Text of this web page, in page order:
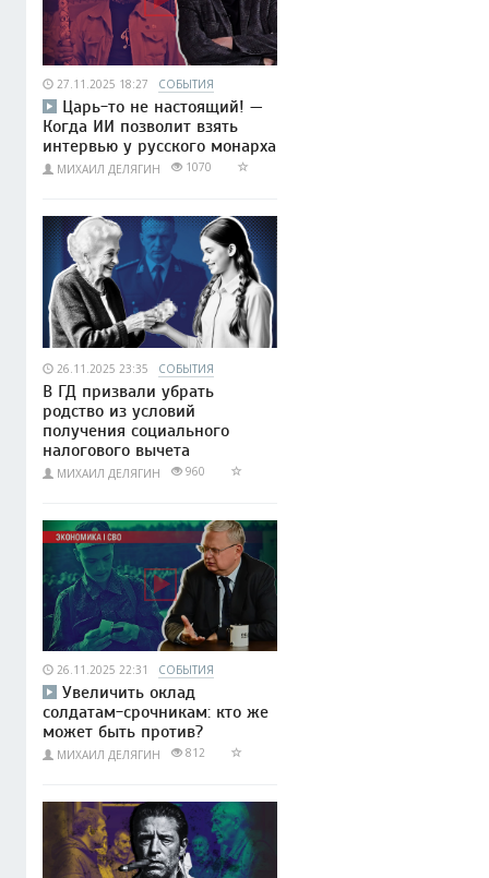
27.11.2025 18:27 СОБЫТИЯ
Царь-то не настоящий! —
Когда ИИ позволит взять
интервью у русского монарха
МИХАИЛ ДЕЛЯГИН 1070
26.11.2025 23:35 СОБЫТИЯ
В ГД призвали убрать
родство из условий
получения социального
налогового вычета
МИХАИЛ ДЕЛЯГИН 960
26.11.2025 22:31 СОБЫТИЯ
Увеличить оклад
солдатам-срочникам: кто же
может быть против?
МИХАИЛ ДЕЛЯГИН 812